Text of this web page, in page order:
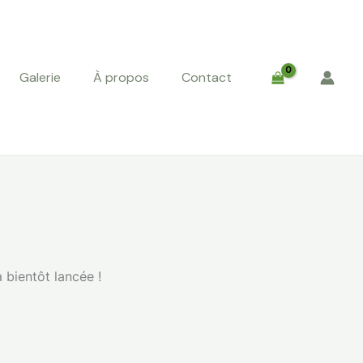
Galerie À propos Contact
bientôt lancée !